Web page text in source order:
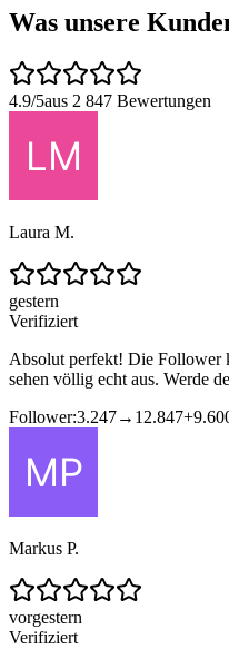
Was unsere
4.9/5aus 2 847 Bewertungen
Laura M.
gestern
Verifiziert
Absolut perfekt! Die Follower
sehen völlig echt aus. Werde
Follower:3.247→ 12.847+
Markus P.
vorgestern
Verifiziert